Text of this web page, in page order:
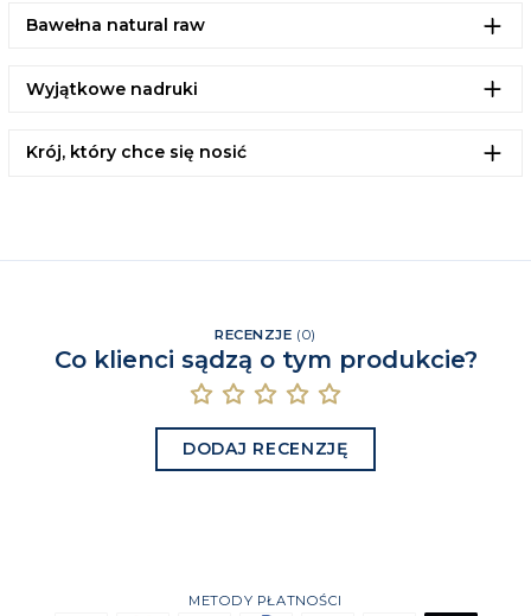
Bawełna natural raw
Wyjątkowe nadruki
Krój, który chce się nosić
RECENZJE (0)
Co klienci sądzą o tym produkcie?
DODAJ RECENZJĘ
METODY PŁATNOŚCI